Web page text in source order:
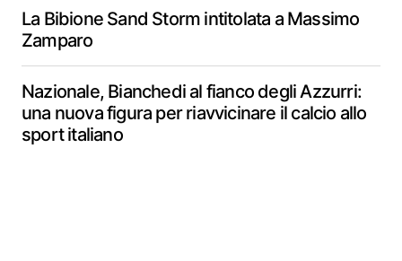
La Bibione Sand Storm intitolata a Massimo
Zamparo
Nazionale, Bianchedi al fianco degli Azzurri:
una nuova figura per riavvicinare il calcio allo
sport italiano